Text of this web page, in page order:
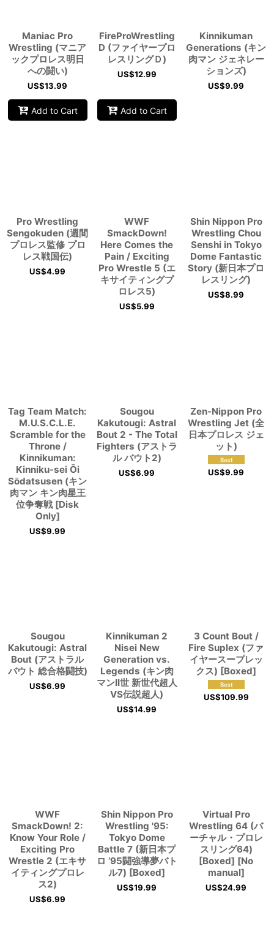
Maniac Pro
Wrestling (マニア
ックプロレス明日
への闘い)
US$13.99
Add to Cart
FireProWrestling
D (ファイヤープロ
レスリングＤ)
US$12.99
Add to Cart
Kinnikuman
Generations (キン
肉マン ジェネレー
ションズ)
US$9.99
Pro Wrestling
Sengokuden (週間
プロレス監修 プロ
レス戦国伝)
US$4.99
WWF
SmackDown!
Here Comes the
Pain / Exciting
Pro Wrestle 5 (エ
キサイティングプ
ロレス5)
US$5.99
Shin Nippon Pro
Wrestling Chou
Senshi in Tokyo
Dome Fantastic
Story (新日本プロ
レスリング)
US$8.99
Tag Team Match:
M.U.S.C.L.E.
Scramble for the
Throne /
Kinnikuman:
Kinniku-sei Ōi
Sōdatsusen (キン
肉マン キン肉星王
位争奪戦 [Disk
Only]
US$9.99
Sougou
Kakutougi: Astral
Bout 2 - The Total
Fighters (アストラ
ル バウト2)
US$6.99
Zen-Nippon Pro
Wrestling Jet (全
日本プロレス ジェ
ット)
US$9.99
Sougou
Kakutougi: Astral
Bout (アストラル
バウト 総合格闘技)
US$6.99
Kinnikuman 2
Nisei New
Generation vs.
Legends (キン肉
マンII世 新世代超人
VS伝説超人)
US$14.99
3 Count Bout /
Fire Suplex (ファ
イヤースープレッ
クス) [Boxed]
US$109.99
WWF
SmackDown! 2:
Know Your Role /
Exciting Pro
Wrestle 2 (エキサ
イティングプロレ
ス2)
US$6.99
Shin Nippon Pro
Wrestling '95:
Tokyo Dome
Battle 7 (新日本プ
ロ ’95闘強導夢バト
ル7) [Boxed]
US$19.99
Virtual Pro
Wrestling 64 (バ
ーチャル・プロレ
スリング64)
[Boxed] [No
manual]
US$24.99